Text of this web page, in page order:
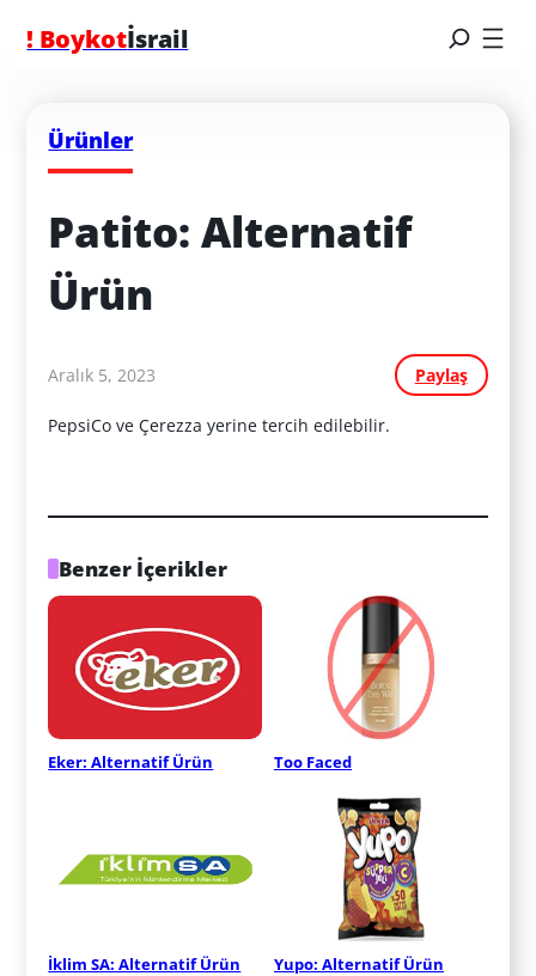
! Boykotİsrail
Ürünler
Patito: Alternatif
Ürün
Aralık 5, 2023 Paylaş
PepsiCo ve Çerezza yerine tercih edilebilir.
Benzer İçerikler
Eker: Alternatif Ürün Too Faced
İklim SA: Alternatif Ürün Yupo: Alternatif Ürün